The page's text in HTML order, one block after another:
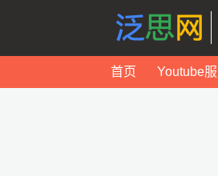
首页 Youtube